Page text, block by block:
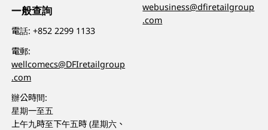
一般查詢
電話:+852 2299 1133
電郵:
wellcomecs@DFIretailgroup
.com
辦公時間:
星期一至五
上午九時至下午五時 (星期六、
webusiness@dfiretailgroup
.com